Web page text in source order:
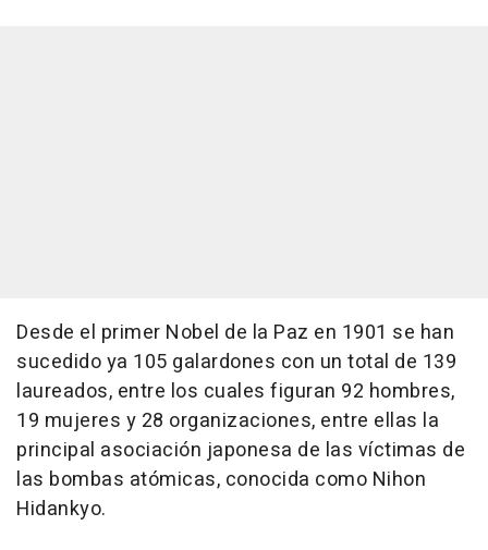
Desde el primer Nobel de la Paz en 1901 se han
sucedido ya 105 galardones con un total de 139
laureados, entre los cuales figuran 92 hombres,
19 mujeres y 28 organizaciones, entre ellas la
principal asociación japonesa de las víctimas de
las bombas atómicas, conocida como Nihon
Hidankyo.